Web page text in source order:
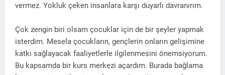
vermez. Yokluk çeken insanlara karşı duyarlı davranırım.
Çok zengin biri olsam çocuklar için de bir şeyler yapmak
isterdim. Mesela çocukların, gençlerin onların gelişimine
katkı sağlayacak faaliyetlerle ilgilenmesini önemsiyorum.
Bu kapsamda bir kurs merkezi açardım. Burada bağlama